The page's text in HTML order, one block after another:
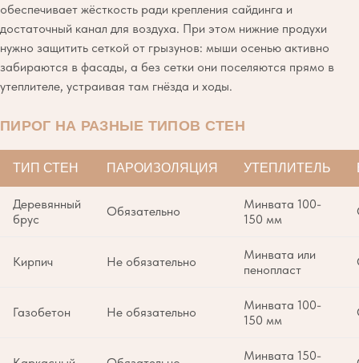
обеспечивает жёсткость ради крепления сайдинга и
достаточный канал для воздуха. При этом нижние продухи
нужно защитить сеткой от грызунов: мыши осенью активно
забираются в фасады, а без сетки они поселяются прямо в
утеплителе, устраивая там гнёзда и ходы.
ПИРОГ НА РАЗНЫЕ ТИПОВ СТЕН
ТИП СТЕН ПАРОИЗОЛЯЦИЯ УТЕПЛИТЕЛЬ
Деревянный
брус
Обязательно
Минвата 100-
150 мм
Кирпич Не обязательно
Минвата или
пенопласт
Газобетон Не обязательно
Минвата 100-
150 мм
Минвата 150-